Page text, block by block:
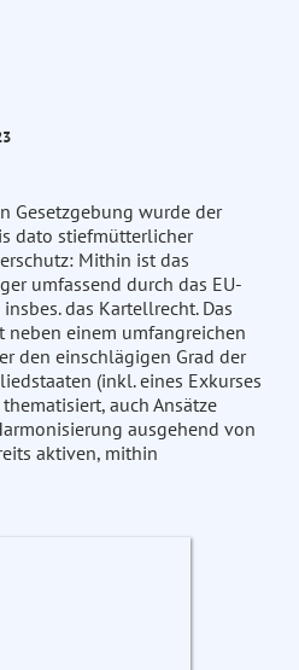
Gesetzgebung wurde der
dato stiefmütterlicher
Mithin ist das
umfassend durch das EU-
das Kartellrecht. Das
neben einem umfangreichen
den einschlägigen Grad der
(inkl. eines Exkurses
auch Ansätze
ausgehend von
aktiven, mithin